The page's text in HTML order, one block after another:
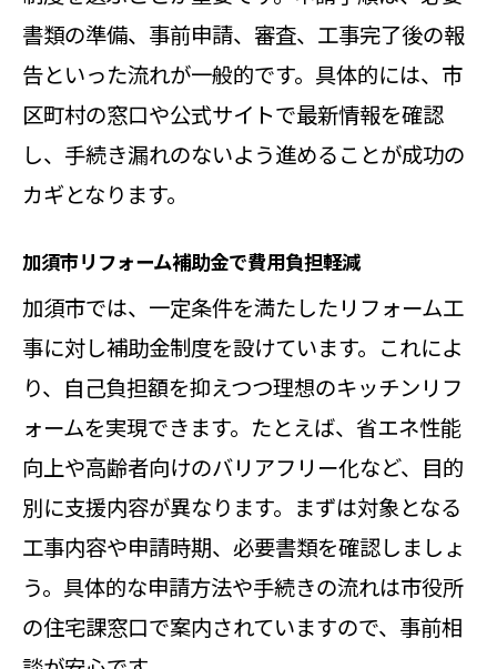
書類の準備、事前申請、審査、工事完了後の報
告といった流れが一般的です。具体的には、市
区町村の窓口や公式サイトで最新情報を確認
し、手続き漏れのないよう進めることが成功の
カギとなります。
加須市リフォーム補助金で費用負担軽減
加須市では、一定条件を満たしたリフォーム工
事に対し補助金制度を設けています。これによ
り、自己負担額を抑えつつ理想のキッチンリフ
ォームを実現できます。たとえば、省エネ性能
向上や高齢者向けのバリアフリー化など、目的
別に支援内容が異なります。まずは対象となる
工事内容や申請時期、必要書類を確認しましょ
う。具体的な申請方法や手続きの流れは市役所
の住宅課窓口で案内されていますので、事前相